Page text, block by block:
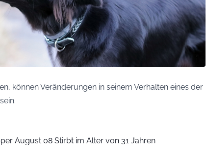
können Veränderungen in seinem Verhalten eines der
August 08 Stirbt im Alter von 31 Jahren